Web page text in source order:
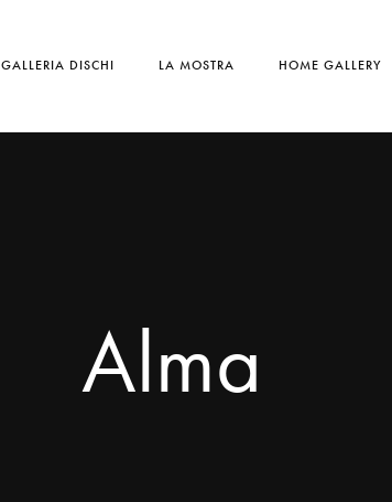
GALLERIA DISCHI LA MOSTRA HOME GALLERY
Alma